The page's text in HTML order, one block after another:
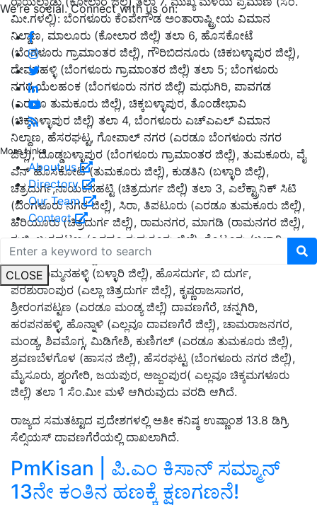
We're social. Connect with us on:
More Links
About us
Directory
Our Team
Contact
CLOSE
ಮೀ.ಗಳಲ್ಲಿ): ಬೆಂಗಳೂರು ಕೆಂಪೇಗೌಡ ಅಂತಾರಾಷ್ಟ್ರೀಯ ವಿಮಾನ
ನಿಲ್ದಾಣ, ಮಾಲೂರು (ಕೋಲಾರ ಜಿಲ್ಲೆ) ತಲಾ 6, ಹೊಸಕೋಟೆ
(ಬೆಂಗಳೂರು ಗ್ರಾಮಾಂತರ ಜಿಲ್ಲೆ), ಗೌರಿಬಿದನೂರು (ಚಿಕಬಳ್ಳಾಪುರ ಜಿಲ್ಲೆ),
ದೇವನಹಳ್ಳಿ (ಬೆಂಗಳೂರು ಗ್ರಾಮಾಂತರ ಜಿಲ್ಲೆ) ತಲಾ 5; ಬೆಂಗಳೂರು
ನಗರ,ಯೆಲಹಂಕ (ಬೆಂಗಳೂರು ನಗರ ಜಿಲ್ಲೆ) ಮಧುಗಿರಿ, ಪಾವಗಡ
(ಎರಡೂ ತುಮಕೂರು ಜಿಲ್ಲೆ), ಚಿಕ್ಕಬಳ್ಳಾಪುರ, ತೊಂಡೇಭಾವಿ
(ಚಿಕ್ಕಬಳ್ಳಾಪುರ ಜಿಲ್ಲೆ) ತಲಾ 4, ಬೆಂಗಳೂರು ಎಚ್‌ಎಎಲ್ ವಿಮಾನ
ನಿಲ್ದಾಣ, ಹೆಸರಘಟ್ಟ, ಗೋಪಾಲ್ ನಗರ (ಎರಡೂ ಬೆಂಗಳೂರು ನಗರ
ಜಿಲ್ಲೆ), ದೊಡ್ಡಬಳ್ಳಾಪುರ (ಬೆಂಗಳೂರು ಗ್ರಾಮಾಂತರ ಜಿಲ್ಲೆ), ತುಮಕೂರು, ವೈ
ಎನ್ ಹೊಸಕೋಟೆ (ತುಮಕೂರು ಜಿಲ್ಲೆ), ಕುಡತಿನಿ (ಬಳ್ಳಾರಿ ಜಿಲ್ಲೆ),
ಚಿತ್ರದುರ್ಗ,ನಾಯಕನಹಟ್ಟಿ (ಚಿತ್ರದುರ್ಗ ಜಿಲ್ಲೆ) ತಲಾ 3, ಎಲೆಕ್ಟ್ರಾನಿಕ್ ಸಿಟಿ
(ಬೆಂಗಳೂರು ನಗರ ಜಿಲ್ಲೆ), ಸಿರಾ, ತಿಪಟೂರು (ಎರಡೂ ತುಮಕೂರು ಜಿಲ್ಲೆ),
ಹಿರಿಯೂರು (ಚಿತ್ರದುರ್ಗ ಜಿಲ್ಲೆ), ರಾಮನಗರ, ಮಾಗಡಿ (ರಾಮನಗರ ಜಿಲ್ಲೆ),
ಗುಬ್ಬಿ, ಬುಕ್ಕಪಟ್ಟಣ (ಎರಡೂ ತುಮಕೂರು ಜಿಲ್ಲೆ), ಕೊಟ್ಟೂರು (ಬಳ್ಳಾರಿ
ಜಿಲ್ಲೆ) ತಲಾ 2; ಮಾನ್ವಿ, ಕುರ್ಡಿ (ಎರಡೂ ರಾಯಚೂರು ಜಿಲ್ಲೆ),
ಹಗರಿಬೊಮ್ಮನಹಳ್ಳಿ (ಬಳ್ಳಾರಿ ಜಿಲ್ಲೆ), ಹೊಸದುರ್ಗ, ಬಿ ದುರ್ಗ,
ಪರಶುರಾಂಪುರ (ಎಲ್ಲಾ ಚಿತ್ರದುರ್ಗ ಜಿಲ್ಲೆ), ಕೃಷ್ಣರಾಜಸಾಗರ,
ಶ್ರೀರಂಗಪಟ್ಟಣ (ಎರಡೂ ಮಂಡ್ಯ ಜಿಲ್ಲೆ) ದಾವಣಗೆರೆ, ಚನ್ನಗಿರಿ,
ಹರಪನಹಳ್ಳಿ, ಹೊನ್ನಾಳಿ (ಎಲ್ಲವೂ ದಾವಣಗೆರೆ ಜಿಲ್ಲೆ), ಚಾಮರಾಜನಗರ,
ಮಂಡ್ಯ, ಶಿವಮೊಗ್ಗ, ಮಿಡಿಗೇಶಿ, ಕುಣಿಗಲ್ (ಎರಡೂ ತುಮಕೂರು ಜಿಲ್ಲೆ),
ಶ್ರವಣಬೆಳಗೊಳ (ಹಾಸನ ಜಿಲ್ಲೆ), ಹೆಸರಘಟ್ಟ (ಬೆಂಗಳೂರು ನಗರ ಜಿಲ್ಲೆ),
ಮೈಸೂರು, ಶೃಂಗೇರಿ, ಜಯಪುರ, ಅಜ್ಜಂಪುರ( ಎಲ್ಲವೂ ಚಿಕ್ಕಮಗಳೂರು
ಜಿಲ್ಲೆ) ತಲಾ 1 ಸೆಂ.ಮೀ ಮಳೆ ಆಗಿರುವುದು ವರದಿ ಆಗಿದೆ.
ರಾಜ್ಯದ ಸಮತಟ್ಟಾದ ಪ್ರದೇಶಗಳಲ್ಲಿ ಅತೀ ಕನಿಷ್ಠ ಉಷ್ಣಾಂಶ 13.8 ಡಿಗ್ರಿ
ಸೆಲ್ಸಿಯಸ್‌ ದಾವಣಗೆರೆಯಲ್ಲಿ ದಾಖಲಾಗಿದೆ.
PmKisan | ಪಿ.ಎಂ ಕಿಸಾನ್‌ ಸಮ್ಮಾನ್‌
13ನೇ ಕಂತಿನ ಹಣಕ್ಕೆ ಕ್ಷಣಗಣನೆ!